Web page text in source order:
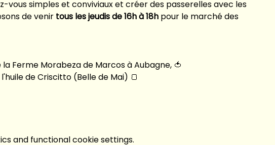
vous simples et conviviaux et créer des passerelles avec les
de venir tous les jeudis de 16h à 18h pour le marché des
Ferme Morabeza de Marcos à Aubagne, 🍅
de Criscitto (Belle de Mai) 🍞
and functional cookie settings.